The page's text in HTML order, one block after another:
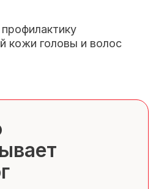
кожи головы и волос